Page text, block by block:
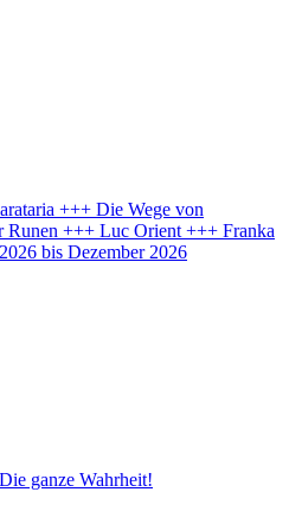
+++ Die Wege von
Runen +++ Luc Orient +++ Franka
bis Dezember 2026
Die ganze Wahrheit!